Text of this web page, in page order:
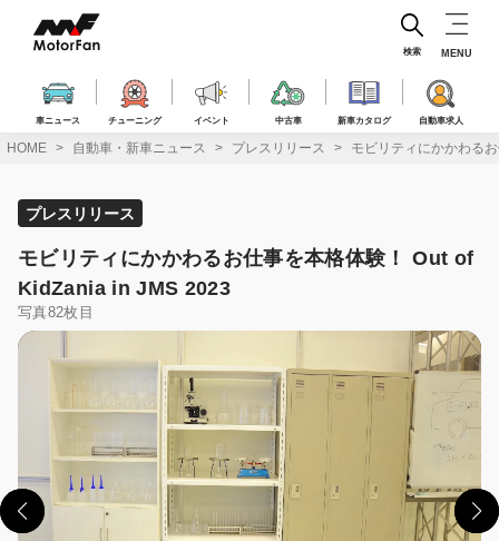
ス
車ニュース チューニング イベント 中古車 新車カタログ 自動車求人
検索 MENU
HOME 自動車・新車ニュース プレスリリース モビリティにかかわる
プレスリリース
モビリティにかかわるお仕事を本格体験！ Out of
KidZania in JMS 2023
写真82枚目